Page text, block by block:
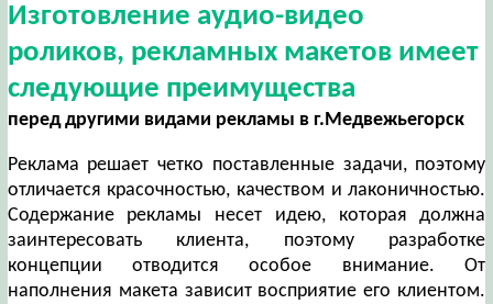
Изготовление аудио-видео
роликов, рекламных макетов имеет
следующие преимущества
перед другими видами рекламы в г.Медвежьегорск
Реклама решает четко поставленные задачи, поэтому
отличается красочностью, качеством и лаконичностью.
Содержание рекламы несет идею, которая должна
заинтересовать клиента, поэтому разработке
концепции отводится особое внимание. От
наполнения макета зависит восприятие его клиентом.